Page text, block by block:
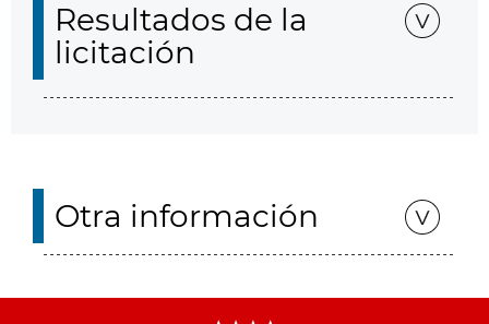
Resultados de la
licitación
Otra información